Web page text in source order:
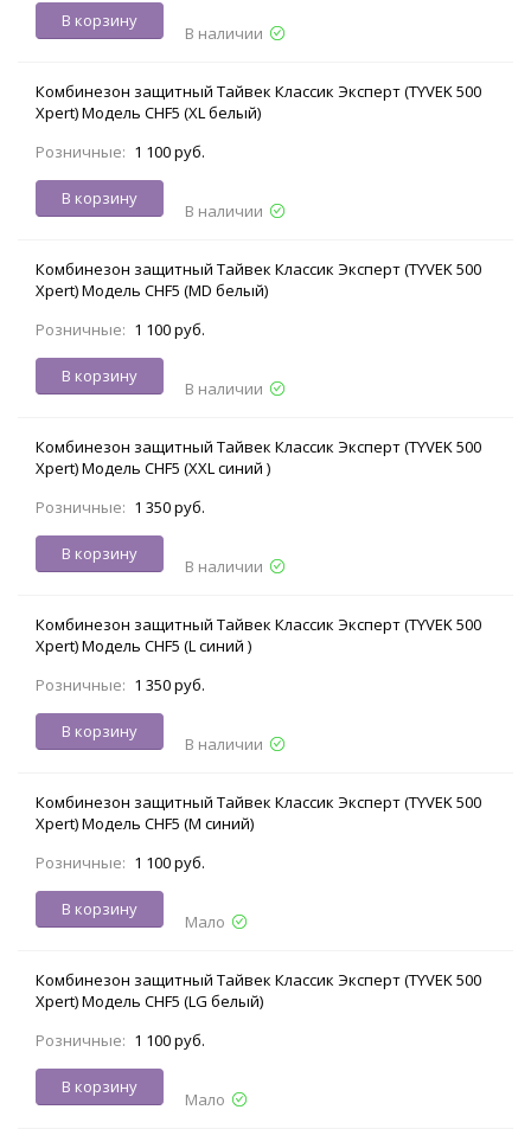
В корзину
В наличии
Комбинезон защитный Тайвек Классик Эксперт (TYVEK 500
Xpert) Модель CHF5 (XL белый)
Розничные: 1 100 руб.
В корзину
В наличии
Комбинезон защитный Тайвек Классик Эксперт (TYVEK 500
Xpert) Модель CHF5 (MD белый)
Розничные: 1 100 руб.
В корзину
В наличии
Комбинезон защитный Тайвек Классик Эксперт (TYVEK 500
Xpert) Модель CHF5 (XXL синий )
Розничные: 1 350 руб.
В корзину
В наличии
Комбинезон защитный Тайвек Классик Эксперт (TYVEK 500
Xpert) Модель CHF5 (L синий )
Розничные: 1 350 руб.
В корзину
В наличии
Комбинезон защитный Тайвек Классик Эксперт (TYVEK 500
Xpert) Модель CHF5 (M синий)
Розничные: 1 100 руб.
В корзину
Мало
Комбинезон защитный Тайвек Классик Эксперт (TYVEK 500
Xpert) Модель CHF5 (LG белый)
Розничные: 1 100 руб.
В корзину
Мало